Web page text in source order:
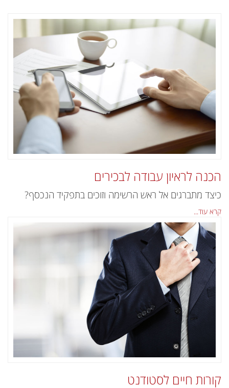
הכנה לראיון עבודה לבכירים
כיצד מתברגים אל ראש הרשימה וזוכים בתפקיד הנכסף?
קרא עוד...
קורות חיים לסטודנט